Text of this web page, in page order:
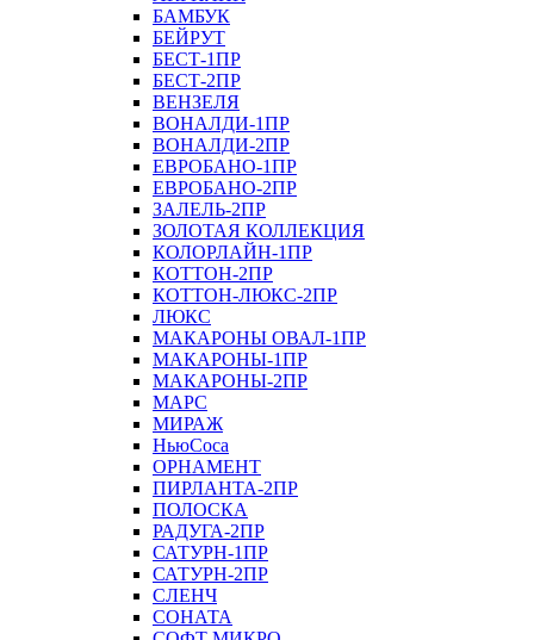
БАМБУК
БЕЙРУТ
БЕСТ-1ПР
БЕСТ-2ПР
ВЕНЗЕЛЯ
ВОНАЛДИ-1ПР
ВОНАЛДИ-2ПР
ЕВРОБАНО-1ПР
ЕВРОБАНО-2ПР
ЗАЛЕЛЬ-2ПР
ЗОЛОТАЯ КОЛЛЕКЦИЯ
КОЛОРЛАЙН-1ПР
КОТТОН-2ПР
КОТТОН-ЛЮКС-2ПР
ЛЮКС
МАКАРОНЫ ОВАЛ-1ПР
МАКАРОНЫ-1ПР
МАКАРОНЫ-2ПР
МАРС
МИРАЖ
НьюСоса
ОРНАМЕНТ
ПИРЛАНТА-2ПР
ПОЛОСКА
РАДУГА-2ПР
САТУРН-1ПР
САТУРН-2ПР
СЛЕНЧ
СОНАТА